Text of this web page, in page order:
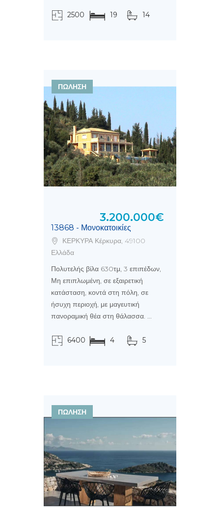
2500 19 14
ΠΩΛΗΣΗ
13868 - Μονοκατοικίες
3.200.000€
ΚΕΡΚΥΡΑ Κέρκυρα, 49100
Ελλάδα
Πολυτελής βίλα 630τμ, 3 επιπέδων,
Μη επιπλωμένη, σε εξαιρετική
κατάσταση, κοντά στη πόλη, σε
ήσυχη περιοχή, με μαγευτική
πανοραμική θέα στη θάλασσα. ...
6400 4 5
ΠΩΛΗΣΗ